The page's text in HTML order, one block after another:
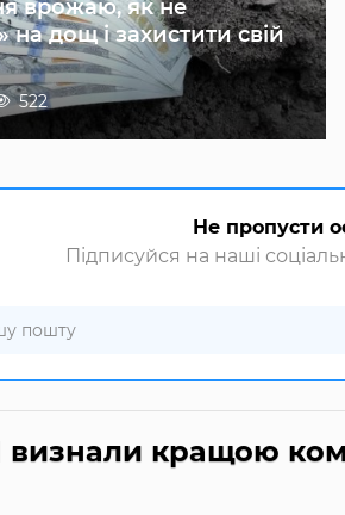
врожаю, як не
на дощ і захистити свій
522
Не пропусти
Підписуйся на наші
визнали кращою